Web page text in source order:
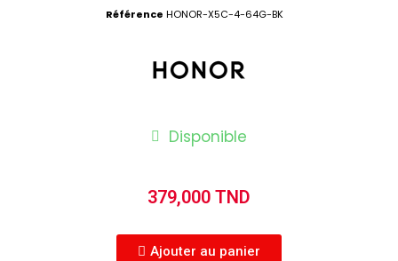
Référence HONOR-X5C-4-64G-BK
Disponible
379,000 TND
Ajouter au panier